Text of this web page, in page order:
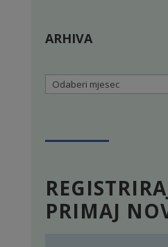
ARHIVA
Arhiva
PRIMAJ